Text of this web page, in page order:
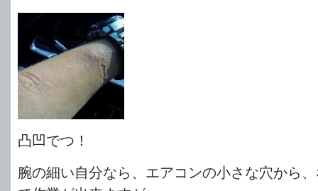
凸凹でつ！
腕の細い自分なら、エアコンの小さな穴から